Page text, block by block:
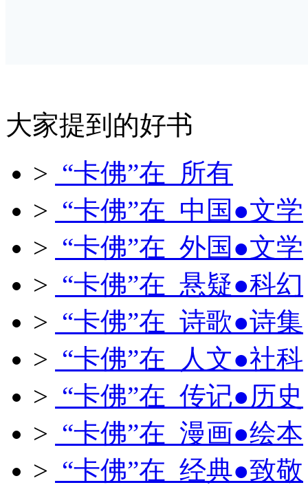
大家提到的好书
> “卡佛”在 所有
> “卡佛”在 中国●文学
> “卡佛”在 外国●文学
> “卡佛”在 悬疑●科幻
> “卡佛”在 诗歌●诗集
> “卡佛”在 人文●社科
> “卡佛”在 传记●历史
> “卡佛”在 漫画●绘本
> “卡佛”在 经典●致敬